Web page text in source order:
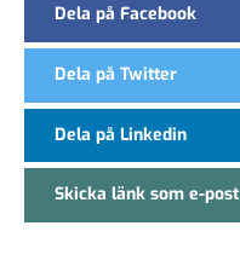
Dela på Facebook
Dela på Twitter
Dela på Linkedin
Skicka länk som e-post